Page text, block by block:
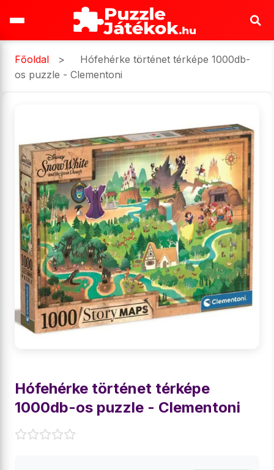
Főoldal >
Hófehérke történet térképe 1000db-
os puzzle - Clementoni
Hófehérke történet térképe
1000db-os puzzle - Clementoni